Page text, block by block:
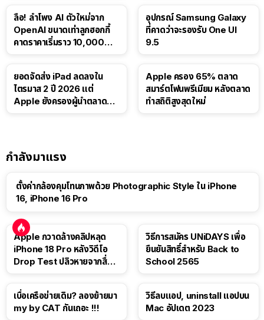
ลือ! ลำโพง AI ตัวใหม่จาก
OpenAI ขนาดเท่าลูกฮอกกี้
คาดราคาเริ่มราว 10,000
อุปกรณ์ Samsung Galaxy
ที่คาดว่าจะรองรับ One UI
9.5
ยอดจัดส่ง iPad ลดลงใน
ไตรมาส 2 ปี 2026 แต่
Apple ยังครองผู้นำตลาด
Apple ครอง 65% ตลาด
สมาร์ตโฟนพรีเมียม หลังตลาด
ทำสถิติสูงสุดใหม่
กำลังมาแรง
ตั้งค่ากล้องคุมโทนภาพด้วย Photographic Style ใน iPhone
16, iPhone 16 Pro
Apple กวาดล้างคลิปหลุด
iPhone 18 Pro หลังวิดีโอ
Drop Test ปลิวหายจากสื่อ
วิธีการสมัคร UNiDAYS เพื่อ
ยืนยันสิทธิ์สำหรับ Back to
School 2565
เบื่อเครือข่ายเดิม? ลองย้ายมา
my by CAT กันเถอะ !!!
วิธีลบแอป, uninstall แอปบน
Mac อัปเดต 2023